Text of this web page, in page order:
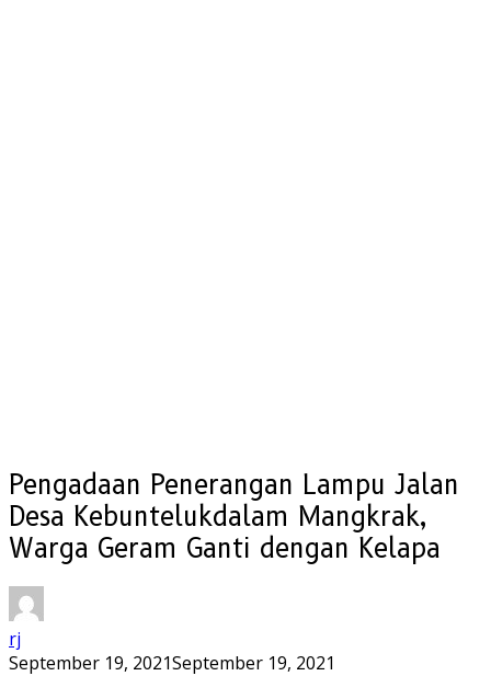
Pengadaan Penerangan Lampu Jalan
Desa Kebuntelukdalam Mangkrak,
Warga Geram Ganti dengan Kelapa
rj
September 19, 2021September 19, 2021